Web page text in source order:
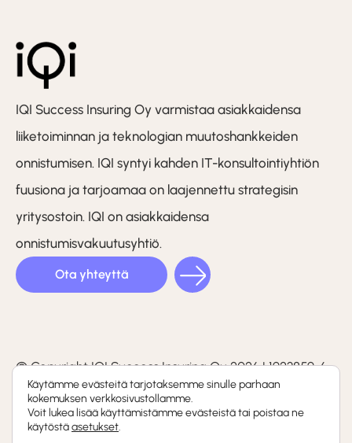
IQI Success Insuring Oy varmistaa asiakkaidensa
liiketoiminnan ja teknologian muutoshankkeiden
onnistumisen. IQI syntyi kahden IT-konsultointiyhtiön
fuusiona ja tarjoamaa on laajennettu strategisin
yritysostoin. IQI on asiakkaidensa
onnistumisvakuutusyhtiö.
Ota yhteyttä
(F)
© Copyright IQI Success Insuring Oy 2026 | 1923859-6
Tietosuojaseloste
Whistleblowing-kanava
Käytämme evästeitä tarjotaksemme sinulle parhaan
kokemuksen verkkosivustollamme.
Voit lukea lisää käyttämistämme evästeistä tai poistaa ne
käytöstäasetukset.